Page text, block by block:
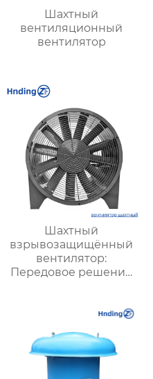
Шахтный
вентиляционный
вентилятор
Шахтный
взрывозащищённый
вентилятор:
Передовое решение
вентиляции в